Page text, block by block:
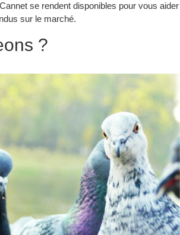
se rendent disponibles pour vous aider
sur le marché.
?